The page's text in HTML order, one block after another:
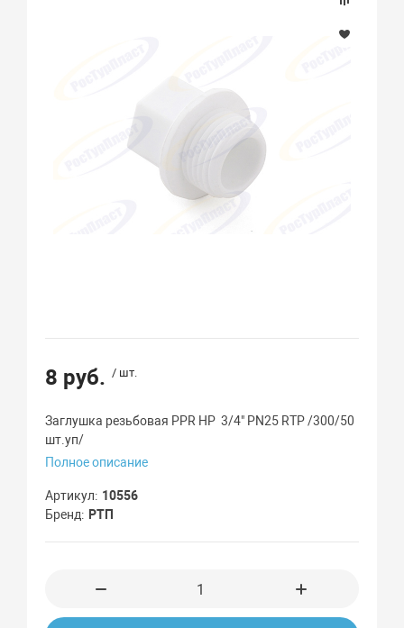
8 руб. / шт.
Заглушка резьбовая PPR НР 3/4" PN25 RTP /300/50
шт.уп/
Полное описание
Артикул
10556
Бренд
РТП